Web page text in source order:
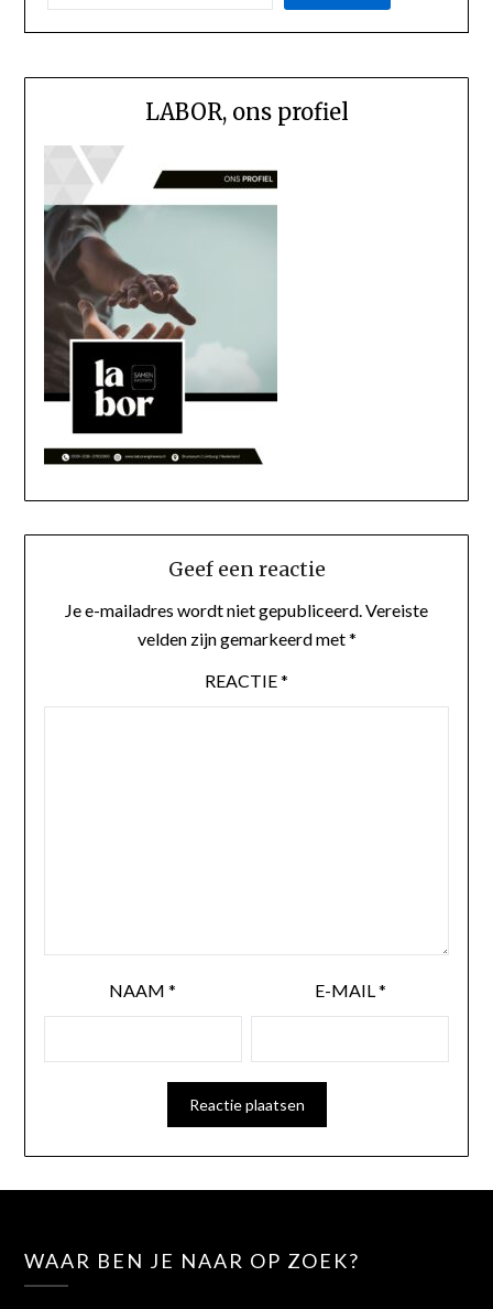
LABOR, ons profiel
Geef een reactie
Je e-mailadres wordt niet gepubliceerd. Vereiste
velden zijn gemarkeerd met*
REACTIE*
NAAM* E-MAIL *
WAAR BEN JE NAAR OP ZOEK?